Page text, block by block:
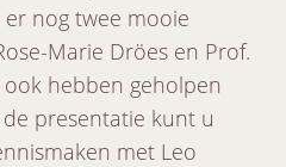
nog twee mooie
Marie Dröes en Prof.
hebben geholpen
presentatie kunt u
met Leo